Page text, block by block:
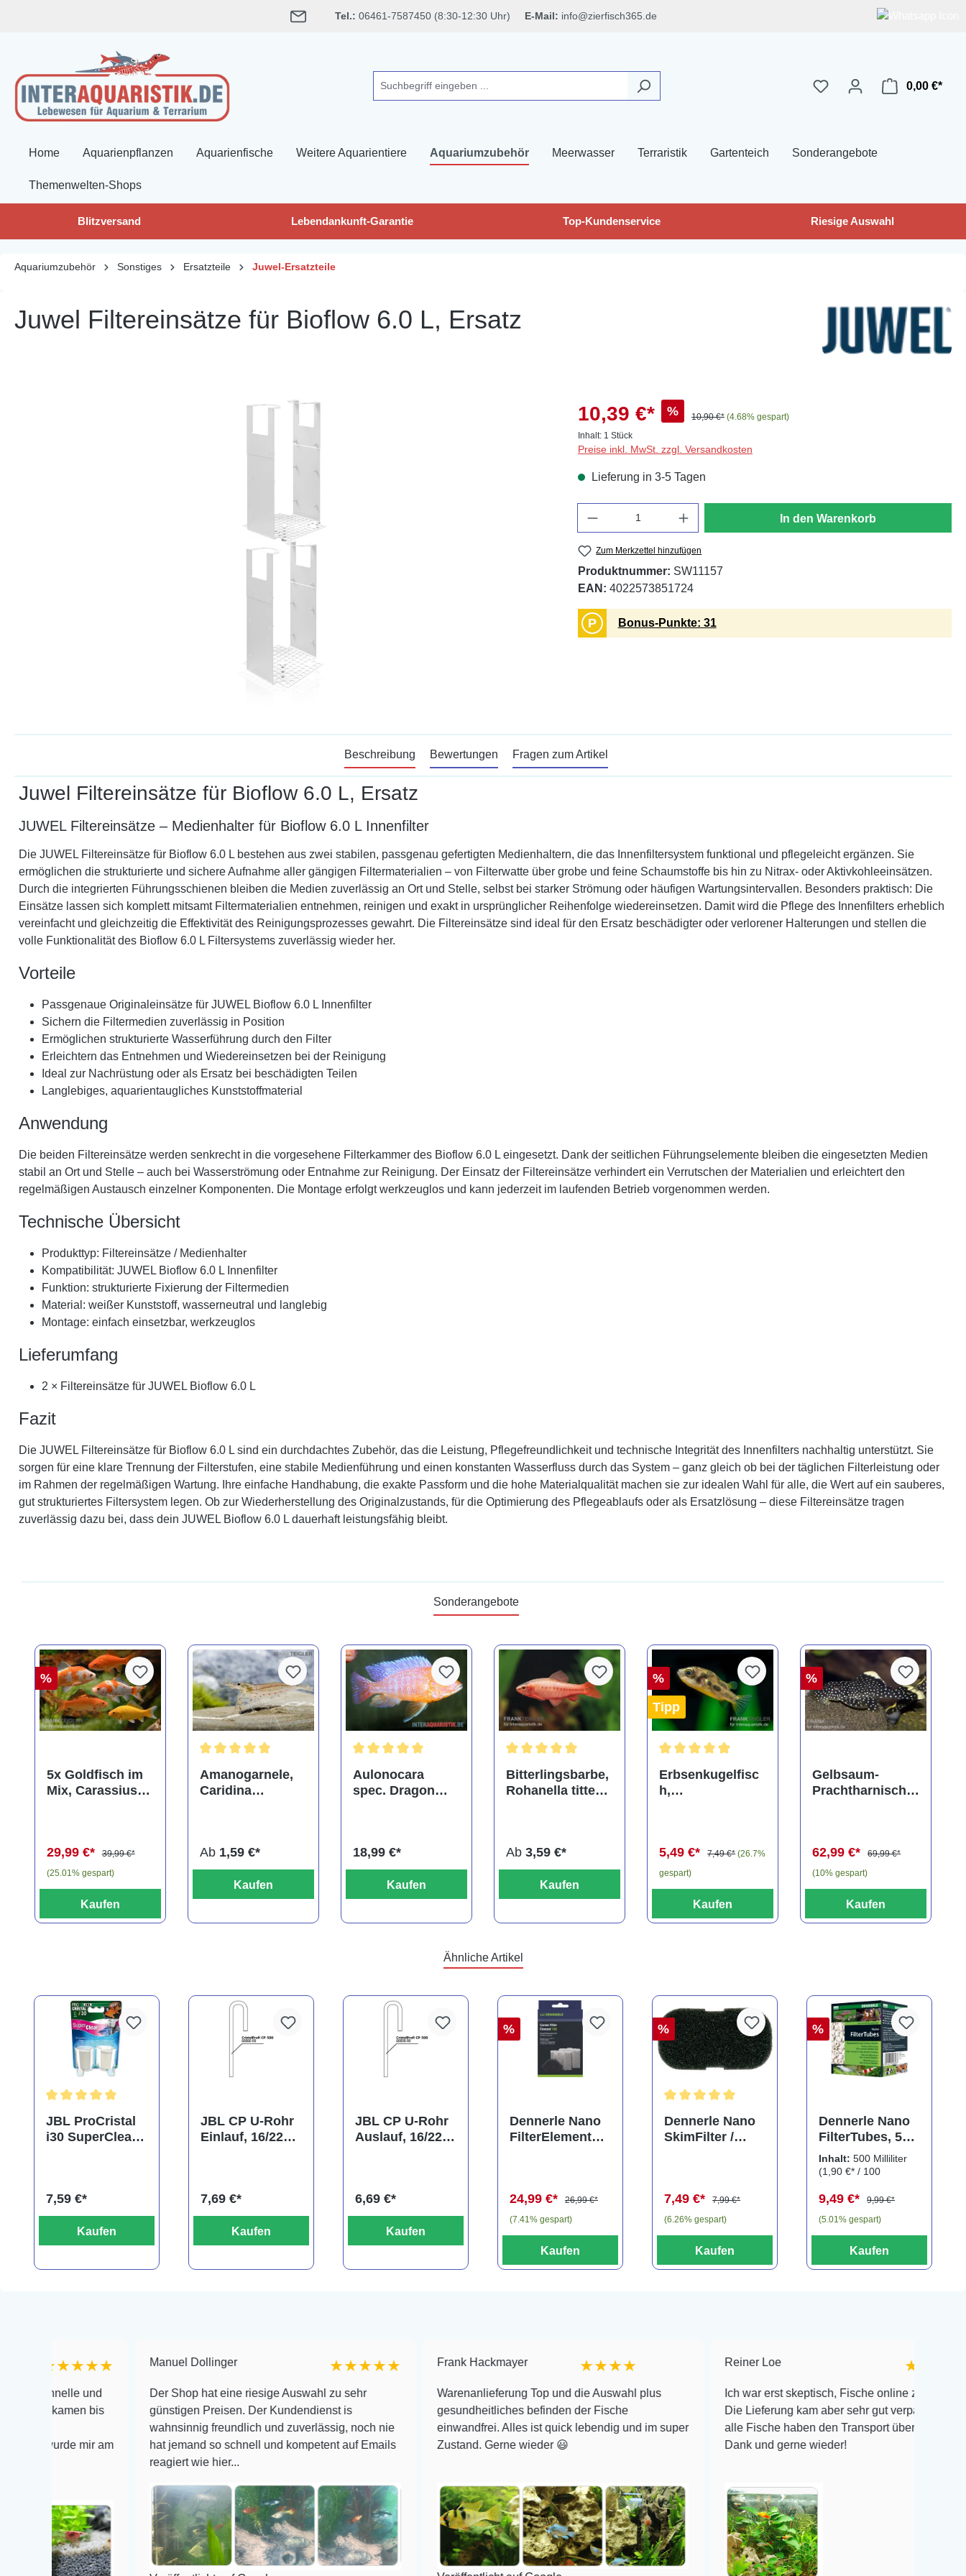
Tel.: 06461-7587450 (8:30-12:30 Uhr) E-Mail: info@zierfisch365.de
0,00 €*
Home Aquarienpflanzen Aquarienfische Weitere Aquarientiere Aquariumzubehör Meerwasser Terraristik Gartenteich Sonderangebote
Themenwelten-Shops
Blitzversand Lebendankunft-Garantie Top-Kundenservice Riesige Auswahl
Aquariumzubehör Sonstiges Ersatzteile Juwel-Ersatzteile
Juwel Filtereinsätze für Bioflow 6.0 L, Ersatz
10,39 €* % 10,90 €* (4.68% gespart)
Inhalt: 1 Stück
Preise inkl. MwSt. zzgl. Versandkosten
Lieferung in 3-5 Tagen
In den Warenkorb
Zum Merkzettel hinzufügen
Produktnummer: SW11157
EAN: 4022573851724
P Bonus-Punkte: 31
Beschreibung Bewertungen Fragen zum Artikel
Juwel Filtereinsätze für Bioflow 6.0 L, Ersatz
JUWEL Filtereinsätze – Medienhalter für Bioflow 6.0 L Innenfilter
Die JUWEL Filtereinsätze für Bioflow 6.0 L bestehen aus zwei stabilen, passgenau gefertigten Medienhaltern, die das Innenfiltersystem funktional und pflegeleicht ergänzen. Sie
ermöglichen die strukturierte und sichere Aufnahme aller gängigen Filtermaterialien – von Filterwatte über grobe und feine Schaumstoffe bis hin zu Nitrax- oder Aktivkohleeinsätzen.
Durch die integrierten Führungsschienen bleiben die Medien zuverlässig an Ort und Stelle, selbst bei starker Strömung oder häufigen Wartungsintervallen. Besonders praktisch: Die
Einsätze lassen sich komplett mitsamt Filtermaterialien entnehmen, reinigen und exakt in ursprünglicher Reihenfolge wiedereinsetzen. Damit wird die Pflege des Innenfilters erheblich
vereinfacht und gleichzeitig die Effektivität des Reinigungsprozesses gewahrt. Die Filtereinsätze sind ideal für den Ersatz beschädigter oder verlorener Halterungen und stellen die
volle Funktionalität des Bioflow 6.0 L Filtersystems zuverlässig wieder her.
Vorteile
Passgenaue Originaleinsätze für JUWEL Bioflow 6.0 L Innenfilter
Sichern die Filtermedien zuverlässig in Position
Ermöglichen strukturierte Wasserführung durch den Filter
Erleichtern das Entnehmen und Wiedereinsetzen bei der Reinigung
Ideal zur Nachrüstung oder als Ersatz bei beschädigten Teilen
Langlebiges, aquarientaugliches Kunststoffmaterial
Anwendung
Die beiden Filtereinsätze werden senkrecht in die vorgesehene Filterkammer des Bioflow 6.0 L eingesetzt. Dank der seitlichen Führungselemente bleiben die eingesetzten Medien
stabil an Ort und Stelle – auch bei Wasserströmung oder Entnahme zur Reinigung. Der Einsatz der Filtereinsätze verhindert ein Verrutschen der Materialien und erleichtert den
regelmäßigen Austausch einzelner Komponenten. Die Montage erfolgt werkzeuglos und kann jederzeit im laufenden Betrieb vorgenommen werden.
Technische Übersicht
Produkttyp: Filtereinsätze / Medienhalter
Kompatibilität: JUWEL Bioflow 6.0 L Innenfilter
Funktion: strukturierte Fixierung der Filtermedien
Material: weißer Kunststoff, wasserneutral und langlebig
Montage: einfach einsetzbar, werkzeuglos
Lieferumfang
2 × Filtereinsätze für JUWEL Bioflow 6.0 L
Fazit
Die JUWEL Filtereinsätze für Bioflow 6.0 L sind ein durchdachtes Zubehör, das die Leistung, Pflegefreundlichkeit und technische Integrität des Innenfilters nachhaltig unterstützt. Sie
sorgen für eine klare Trennung der Filterstufen, eine stabile Medienführung und einen konstanten Wasserfluss durch das System – ganz gleich ob bei der täglichen Filterleistung oder
im Rahmen der regelmäßigen Wartung. Ihre einfache Handhabung, die exakte Passform und die hohe Materialqualität machen sie zur idealen Wahl für alle, die Wert auf ein sauberes,
gut strukturiertes Filtersystem legen. Ob zur Wiederherstellung des Originalzustands, für die Optimierung des Pflegeablaufs oder als Ersatzlösung – diese Filtereinsätze tragen
zuverlässig dazu bei, dass dein JUWEL Bioflow 6.0 L dauerhaft leistungsfähig bleibt.
Sonderangebote
%
5x Goldfisch im
Mix, Carassius
29,99 €*
39,99 €*
(25.01% gespart)
Kaufen
Amanogarnele,
Caridina
Ab 1,59 €*
Kaufen
Aulonocara
spec. Dragon
18,99 €*
Kaufen
Bitterlingsbarbe,
Rohanella titteya,
Ab 3,59 €*
Kaufen
%
Tipp
Erbsenkugelfisc
h,
5,49 €*
7,49 €* (26.7%
gespart)
Kaufen
%
Gelbsaum-
Prachtharnischw
62,99 €*
69,99 €*
(10% gespart)
Kaufen
Ähnliche Artikel
JBL ProCristal
i30 SuperClear,
7,59 €*
Kaufen
JBL CP U-Rohr
Einlauf, 16/22
7,69 €*
Kaufen
JBL CP U-Rohr
Auslauf, 16/22
6,69 €*
Kaufen
%
Dennerle Nano
FilterElement
(2er-Pack)
24,99 €*
26,99 €*
(7.41% gespart)
Kaufen
%
Dennerle Nano
SkimFilter /
7,49 €*
7,99 €*
(6.26% gespart)
Kaufen
%
Dennerle Nano
FilterTubes, 500
ml, Filterringe
Inhalt:500 Milliliter
(1,90 €* / 100
9,49 €*
9,99 €*
(5.01% gespart)
Kaufen
bis
mir am
Manuel Dollinger ★★★★★
Der Shop hat eine riesige Auswahl zu sehr
günstigen Preisen. Der Kundendienst is
wahnsinnig freundlich und zuverlässig, noch nie
hat jemand so schnell und kompetent auf Emails
reagiert wie hier...
Frank Hackmayer ★★★★
Warenanlieferung Top und die Auswahl plus
gesundheitliches befinden der Fische
einwandfrei. Alles ist quick lebendig und im super
Zustand. Gerne wieder 😃
Reiner Loe ★★★★★
Ich war erst skeptisch, Fische online zu bestellen!
Die Lieferung kam aber sehr gut verpackt an und
alle Fische haben den Transport überlebt! Vielen
Dank und gerne wieder!